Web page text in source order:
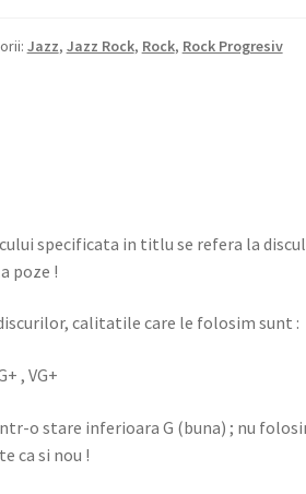
Jazz, Jazz Rock, Rock, Rock Progresiv
specificata in titlu se refera la
poze !
calitatile care le folosim sunt :
, VG+
o stare inferioara G (buna) ; nu
ca si nou !